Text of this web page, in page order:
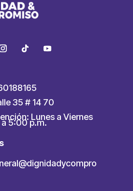
35 # 14 70
Lunes a Viernes
5:00 p.m.